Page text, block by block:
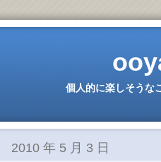
個人的に楽しそうな
2010 年 5 月 3 日